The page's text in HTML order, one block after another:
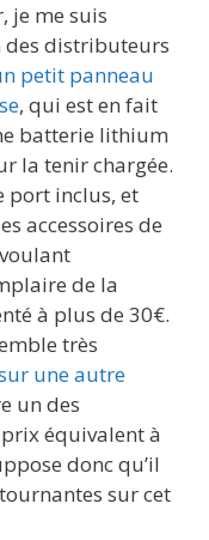
je me suis
des distributeurs
petit panneau
, qui est en fait
batterie lithium
la tenir chargée.
port inclus, et
accessoires de
de la
à plus de 30€.
très
une autre
un des
équivalent à
donc qu’il
sur cet